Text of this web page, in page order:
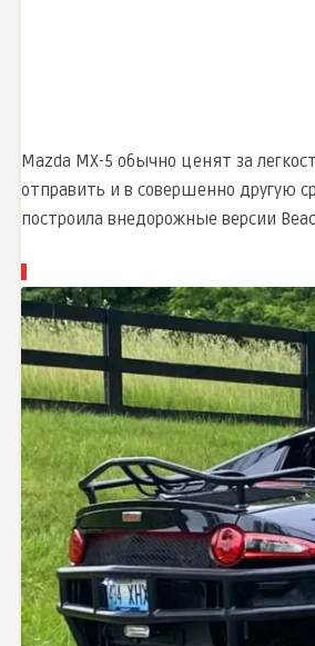
Mazda MX-5 обычно ценят за
отправить и в совершенно другую
построила внедорожные версии